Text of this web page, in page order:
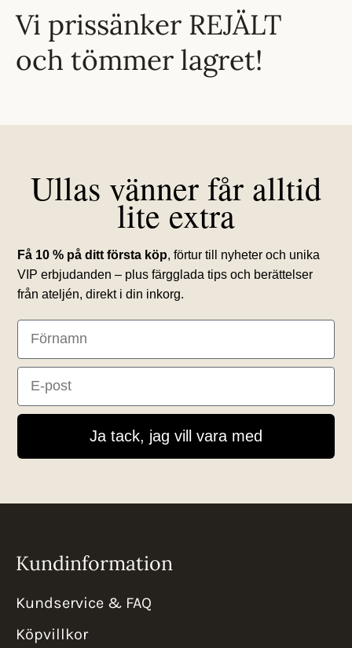
Vi prissänker REJÄLT
och tömmer lagret!
Ullas vänner får alltid
lite extra
Få 10 % på ditt första köp, förtur till nyheter och unika
VIP erbjudanden – plus färgglada tips och berättelser
från ateljén, direkt i din inkorg.
First Name
Email
Ja tack, jag vill vara med
Kundinformation
Kundservice & FAQ
Köpvillkor